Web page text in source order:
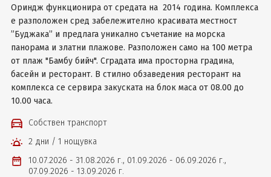
Ориндж функционира от средата на 2014 година. Комплекса
е разположен сред забележително красивата местност
”Буджака” и предлага уникално съчетание на морска
панорама и златни плажове. Разположен само на 100 метра
от плаж "Бамбу бийч". Сградата има просторна градина,
басейн и ресторант. В стилно обзаведения ресторант на
комплекса се сервира закуската на блок маса от 08.00 до
10.00 часа.
Собствен транспорт
2 дни / 1 нощувка
10.07.2026 - 31.08.2026 г., 01.09.2026 - 06.09.2026 г.,
07.09.2026 - 13.09.2026 г.